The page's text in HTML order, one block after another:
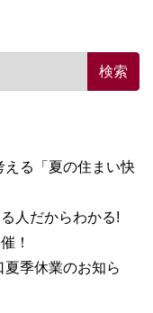
える「夏の住まい快
人だからわかる!
！
季休業のお知ら